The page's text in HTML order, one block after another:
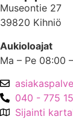
Museontie 27
39820 Kihniö
Aukioloajat
Ma – Pe 08:00
040 - 775
Sijainti